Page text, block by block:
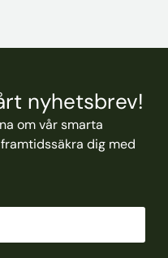
nyhetsbrev!
om vår smarta
dig med